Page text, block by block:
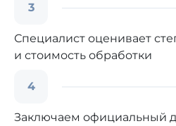
3
Специалист оценивает
и стоимость обработки
4
Заключаем официальный